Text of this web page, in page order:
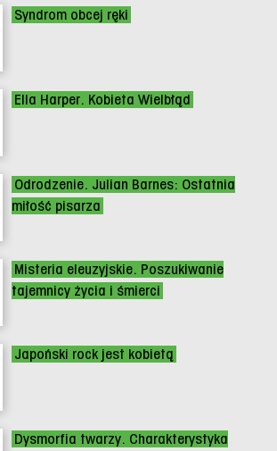
Syndrom obcej ręki
Ella Harper. Kobieta Wielbłąd
Odrodzenie. Julian Barnes: Ostatnia
miłość pisarza
Misteria eleuzyjskie. Poszukiwanie
tajemnicy życia i śmierci
Japoński rock jest kobietą
Dysmorfia twarzy. Charakterystyka